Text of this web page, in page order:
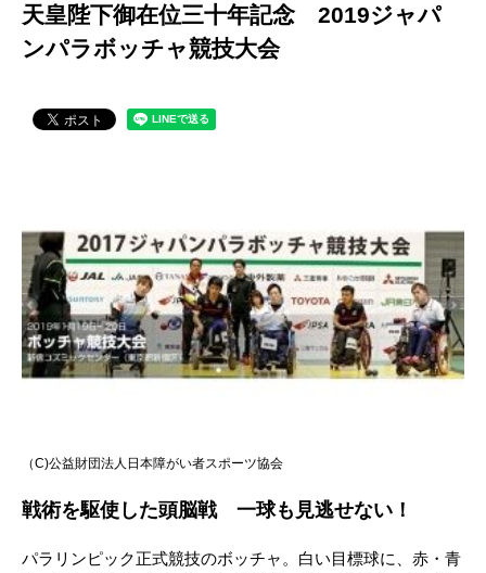
天皇陛下御在位三十年記念 2019ジャパ
ンパラボッチャ競技大会
（C)公益財団法人日本障がい者スポーツ協会
戦術を駆使した頭脳戦 一球も見逃せない！
パラリンピック正式競技のボッチャ。白い目標球に、赤・青